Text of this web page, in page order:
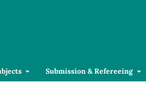
Submission & Refereeing